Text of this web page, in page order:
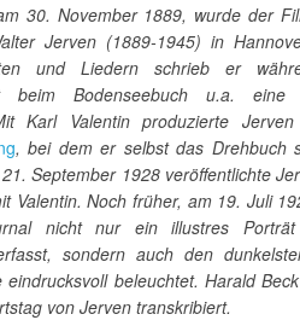
30. November 1889, wurde der
Jerven (1889-1945) in
und Liedern schrieb er
beim Bodenseebuch u.a. eine
Karl Valentin produzierte
, bei dem er selbst das Drehbuch
September 1928 veröffentlichte
Valentin. Noch früher, am 19. Juli
nicht nur ein illustres
sondern auch den
beleuchtet. Harald
von Jerven transkribiert.